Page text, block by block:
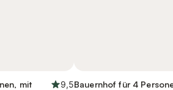
mit
9,5Bauernhof für 4